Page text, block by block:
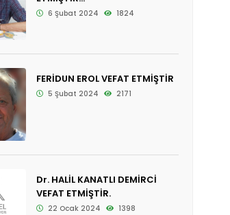
6 Şubat 2024 1824
FERİDUN EROL VEFAT ETMİŞTİR
5 Şubat 2024 2171
Dr. HALİL KANATLI DEMİRCİ
VEFAT ETMİŞTİR.
22 Ocak 2024 1398